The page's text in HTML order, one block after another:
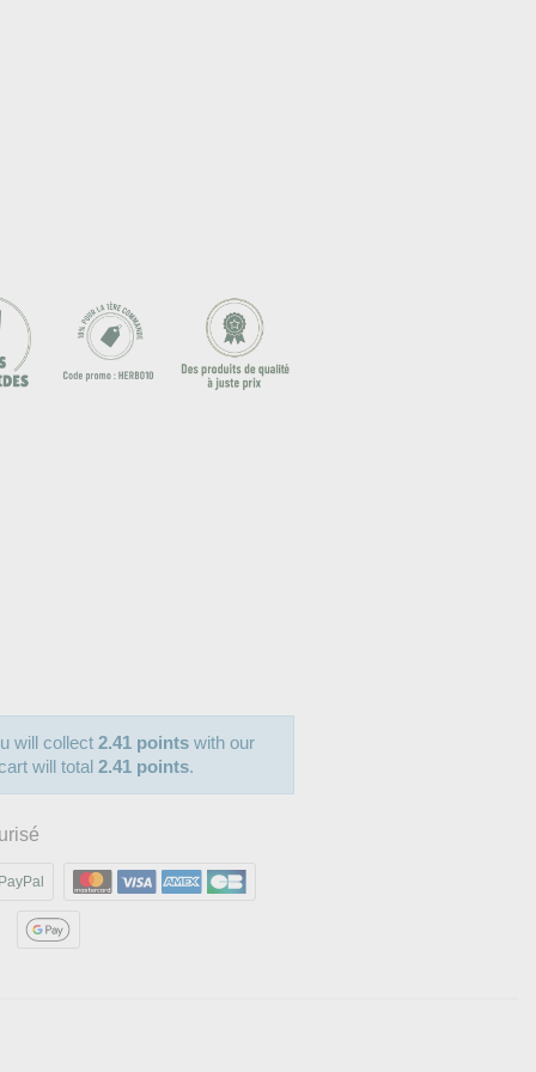
will collect2.41 points with our
will total2.41 points.